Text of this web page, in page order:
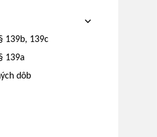
139b, 139c
139a
dôb